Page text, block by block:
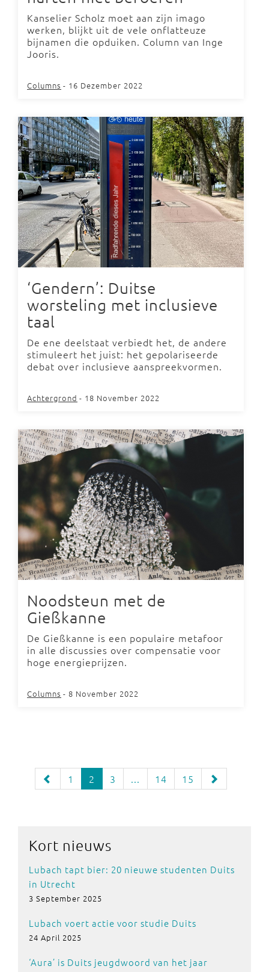
Kanselier Scholz moet aan zijn imago
werken, blijkt uit de vele onflatteuze
bijnamen die opduiken. Column van Inge
Jooris.
Columns - 16 Dezember 2022
‘Gendern’: Duitse
worsteling met inclusieve
taal
De ene deelstaat verbiedt het, de andere
stimuleert het juist: het gepolariseerde
debat over inclusieve aanspreekvormen.
Achtergrond - 18 November 2022
Noodsteun met de
Gießkanne
De Gießkanne is een populaire metafoor
in alle discussies over compensatie voor
hoge energieprijzen.
Columns - 8 November 2022
1 2 3 ... 14 15
Kort nieuws
Lubach tapt bier: 20 nieuwe studenten Duits
in Utrecht
3 September 2025
Lubach voert actie voor studie Duits
24 April 2025
‘Aura’ is Duits jeugdwoord van het jaar